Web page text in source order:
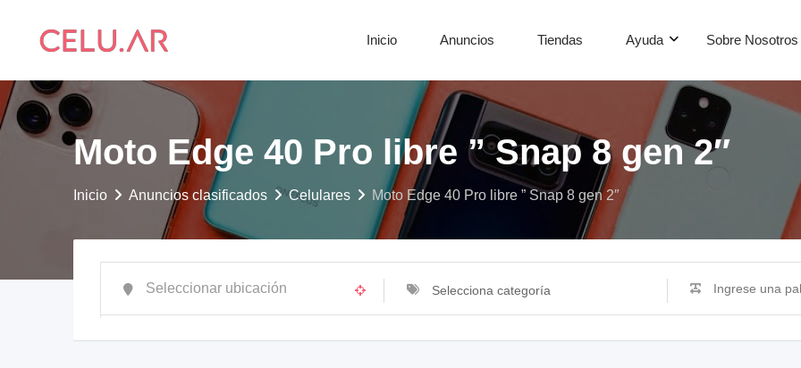
Inicio Anuncios Tiendas Ayuda Sobre Nosotros
Moto Edge 40 Pro libre ” Snap 8 gen 2″
Inicio Anuncios clasificados Celulares Moto Edge 40 Pro libre ” Snap 8 gen 2″
Selecciona categoría